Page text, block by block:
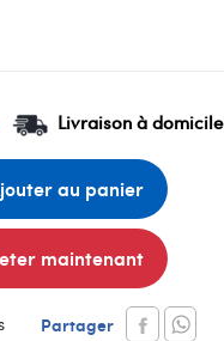
Livraison à domicile
au panier
maintenant
Partager